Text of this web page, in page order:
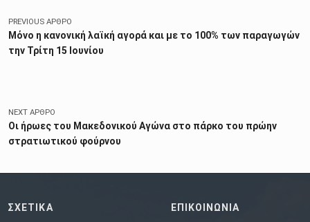
PREVIOUS ΆΡΘΡΟ
Μόνο η κανονική λαϊκή αγορά και με το 100% των παραγωγών
την Τρίτη 15 Ιουνίου
NEXT ΆΡΘΡΟ
Οι ήρωες του Μακεδονικού Αγώνα στο πάρκο του πρώην
στρατιωτικού φούρνου
ΣΧΕΤΙΚΑ ΕΠΙΚΟΙΝΩΝΙΑ